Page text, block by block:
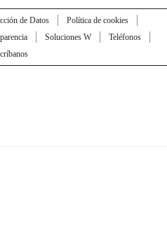
de Datos
Política de cookies
Soluciones W
Teléfonos